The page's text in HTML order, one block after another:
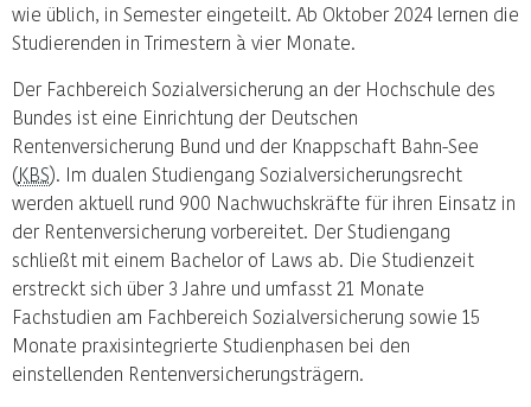
wie üblich, in Semester eingeteilt. Ab Oktober 2024 lernen die
Studierenden in Trimestern à vier Monate.
Der Fachbereich Sozialversicherung an der Hochschule des
Bundes ist eine Einrichtung der Deutschen
Rentenversicherung Bund und der Knappschaft Bahn-See
(KBS). Im dualen Studiengang Sozialversicherungsrecht
werden aktuell rund 900 Nachwuchskräfte für ihren Einsatz in
der Rentenversicherung vorbereitet. Der Studiengang
schließt mit einem Bachelor of Laws ab. Die Studienzeit
erstreckt sich über 3 Jahre und umfasst 21 Monate
Fachstudien am Fachbereich Sozialversicherung sowie 15
Monate praxisintegrierte Studienphasen bei den
einstellenden Rentenversicherungsträgern.